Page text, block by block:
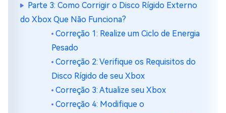
Parte 3: Como Corrigir o Disco Rígido Externo
do Xbox Que Não Funciona?
Correção 1: Realize um Ciclo de Energia
Pesado
Correção 2: Verifique os Requisitos do
Disco Rígido de seu Xbox
Correção 3: Atualize seu Xbox
Correção 4: Modifique o